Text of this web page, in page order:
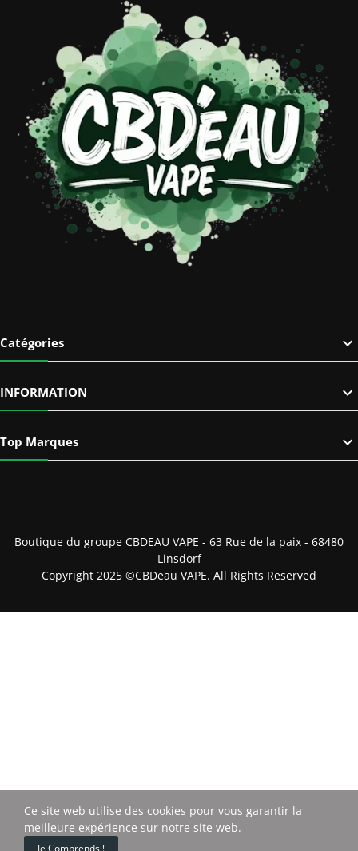
Catégories 
INFORMATION 
Top Marques 
Boutique du groupe CBDEAU VAPE - 63 Rue de la paix - 68480
Linsdorf
Copyright 2025 ©CBDeau VAPE. All Rights Reserved
Ce site web utilise des cookies pour vous garantir la
meilleure expérience sur notre site web.
Je Comprends !